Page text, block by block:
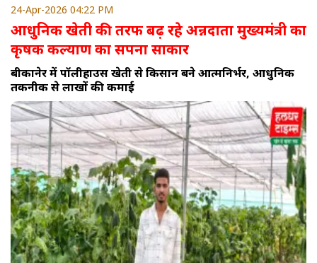
24-Apr-2026 04:22 PM
आधुनिक खेती की तरफ बढ़ रहे अन्नदाता मुख्यमंत्री का
कृषक कल्याण का सपना साकार
बीकानेर में पॉलीहाउस खेती से किसान बने आत्मनिर्भर, आधुनिक
तकनीक से लाखों की कमाई